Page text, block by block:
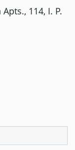
114, I. P.